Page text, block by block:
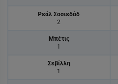
Ρεάλ Σοσιεδάδ
2
Μπέτις
1
Σεβίλλη
1